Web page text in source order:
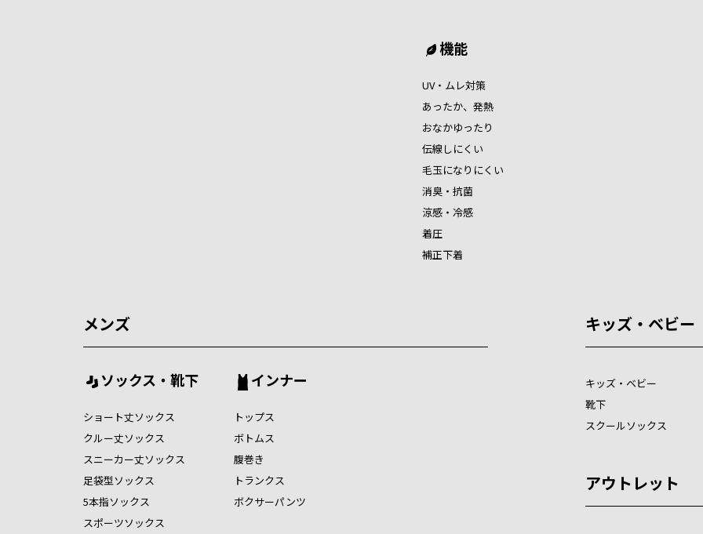
機能
UV・ムレ対策
あったか、発熱
おなかゆったり
伝線しにくい
毛玉になりにくい
消臭・抗菌
涼感・冷感
着圧
補正下着
メンズ
ソックス・靴下
ショート丈ソックス
クルー丈ソックス
スニーカー丈ソックス
足袋型ソックス
5本指ソックス
スポーツソックス
インナー
トップス
ボトムス
腹巻き
トランクス
ボクサーパンツ
キッズ・ベビー
キッズ・ベビー
靴下
スクールソックス
アウトレット